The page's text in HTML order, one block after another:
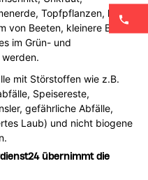
Topfpflanzen, kleine
von Beeten, kleinere Bäume
im Grün- und
mit Störstoffen wie z.B.
Speisereste,
gefährliche Abfälle,
Laub) und nicht biogene
übernimmt die